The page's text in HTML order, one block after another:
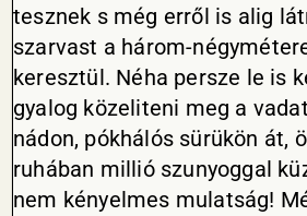
tesznek s még erről is alig
szarvast a három-
keresztül. Néha persze le is
gyalog közeliteni meg a
nádon, pókhálós sürükön át,
ruhában millió szunyoggal
nem kényelmes mulatság!